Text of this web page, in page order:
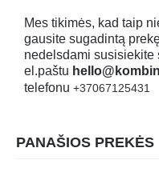
Mes tikimės, kad taip
gausite sugadintą
nedelsdami susisiekite
el.paštu
telefonu +37067125431
PANAŠIOS PREKĖS